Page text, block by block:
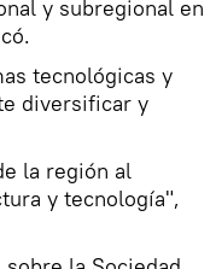
y subregional en
tecnológicas y
diversificar y
la región al
y tecnología",